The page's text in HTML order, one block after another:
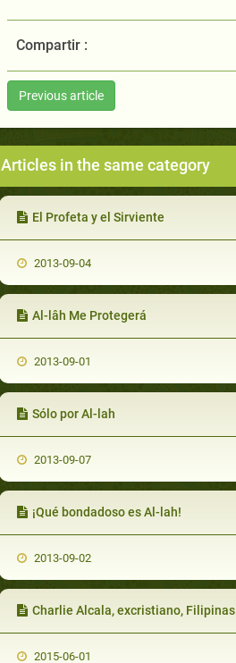
Compartir :
Previous article
Articles in the same category
El Profeta y el Sirviente
2013-09-04
Al-lâh Me Protegerá
2013-09-01
Sólo por Al-lah
2013-09-07
¡Qué bondadoso es Al-lah!
2013-09-02
Charlie Alcala, excristiano, Filipinas
2015-06-01